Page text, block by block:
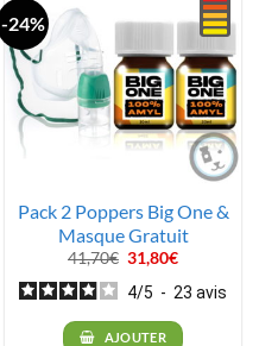
-24%
Pack 2 Poppers Big One &
Masque Gratuit
41,70€ Le
prix
initial
était :
41,70€.
31,80€Le
actuel
est :
31,80€.
4/5 - 23 avis
AJOUTER